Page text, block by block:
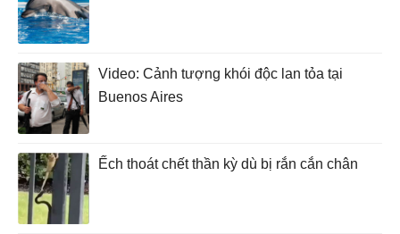
Video: Cảnh tượng khói độc lan tỏa tại
Buenos Aires
Ếch thoát chết thần kỳ dù bị rắn cắn chân